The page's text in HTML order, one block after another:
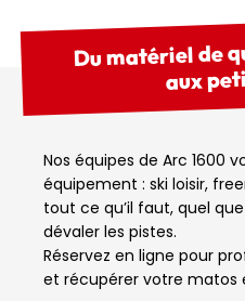
Du matériel de
aux
Nos équipes de Arc 1600
équipement : ski loisir,
tout ce qu’il faut, quel
dévaler les pistes.
Réservez en ligne pour
et récupérer votre matos